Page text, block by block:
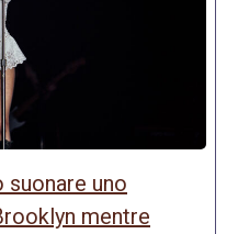
suonare uno
mentre